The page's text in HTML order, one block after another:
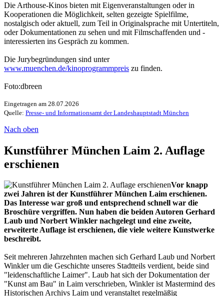
Die Arthouse-Kinos bieten mit Eigenveranstaltungen oder in
Kooperationen die Möglichkeit, selten gezeigte Spielfilme,
nostalgisch oder aktuell, zum Teil in Originalsprache mit Untertiteln,
oder Dokumentationen zu sehen und mit Filmschaffenden und -
interessierten ins Gespräch zu kommen.
Die Jurybegründungen sind unter
www.muenchen.de/kinoprogrammpreis zu finden.
Foto:dbreen
Eingetragen am 28.07.2026
Quelle: Presse- und Informationsamt der Landeshauptstadt München
Nach oben
Kunstführer München Laim 2. Auflage
erschienen
Vor knapp
zwei Jahren ist der Kunstführer München Laim erschienen.
Das Interesse war groß und entsprechend schnell war die
Broschüre vergriffen. Nun haben die beiden Autoren Gerhard
Laub und Norbert Winkler nachgelegt und eine zweite,
erweiterte Auflage ist erschienen, die viele weitere Kunstwerke
beschreibt.
Seit mehreren Jahrzehnten machen sich Gerhard Laub und Norbert
Winkler um die Geschichte unseres Stadtteils verdient, beide sind
"leidenschaftliche Laimer". Laub hat sich der Dokumentation der
"Kunst am Bau" in Laim verschrieben, Winkler ist Mastermind des
Historischen Archivs Laim und veranstaltet regelmäßig